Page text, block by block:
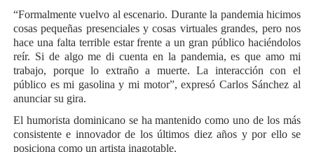
“Formalmente vuelvo al escenario. Durante la pandemia hicimos
cosas pequeñas presenciales y cosas virtuales grandes, pero nos
hace una falta terrible estar frente a un gran público haciéndolos
reír. Si de algo me di cuenta en la pandemia, es que amo mi
trabajo, porque lo extraño a muerte. La interacción con el
público es mi gasolina y mi motor”, expresó Carlos Sánchez al
anunciar su gira.
El humorista dominicano se ha mantenido como uno de los más
consistente e innovador de los últimos diez años y por ello se
posiciona como un artista inagotable.